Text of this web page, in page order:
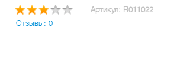
Подробнее
Артикул: R011022
Отзывы: 0